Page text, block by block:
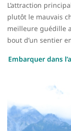
L’attraction
plutôt le mauvais
meilleure guédille
bout d’un sentier
Embarquer dans